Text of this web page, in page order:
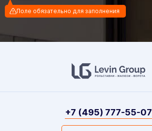
Поле обязательно для заполнения
+7 (495) 777-55-07